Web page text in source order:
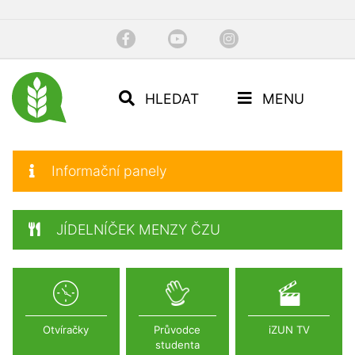
HLEDAT MENU
Informační panely
JÍDELNÍČEK MENZY ČZU
Otvíračky
Průvodce
studenta
iZUN TV